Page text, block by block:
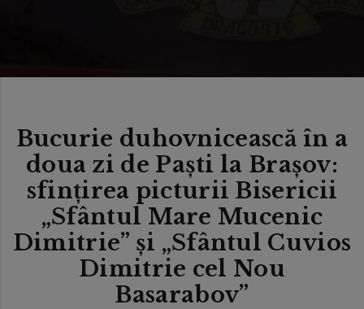
Bucurie duhovnicească în a
doua zi de Paşti la Braşov:
sfinţirea picturii Bisericii
„Sfântul Mare Mucenic
Dimitrie” și „Sfântul Cuvios
Dimitrie cel Nou
Basarabov”